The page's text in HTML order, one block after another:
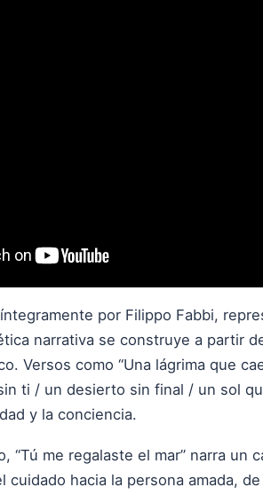
por Filippo Fabbi,
narrativa se construye a partir
Versos como “Una lágrima que
ti / un desierto sin final / un sol
y la conciencia.
“Tú me regalaste el mar” narra
cuidado hacia la persona amada,